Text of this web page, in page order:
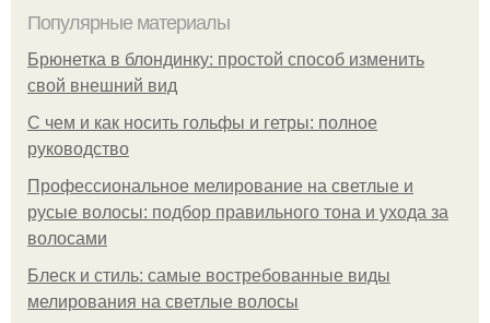
Популярные материалы
Брюнетка в блондинку: простой способ изменить
свой внешний вид
С чем и как носить гольфы и гетры: полное
руководство
Профессиональное мелирование на светлые и
русые волосы: подбор правильного тона и ухода за
волосами
Блеск и стиль: самые востребованные виды
мелирования на светлые волосы